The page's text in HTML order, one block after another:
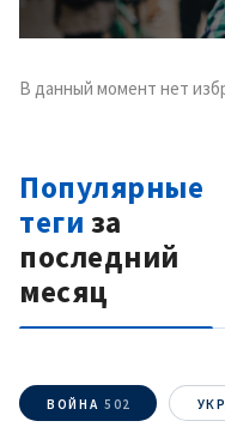
В данный момент нет
Популярные
теги за
последний
месяц
ВОЙНА 502
МОЯ НОВОСТЬ
заголовок